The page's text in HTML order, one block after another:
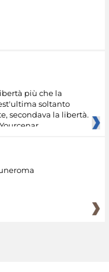
più che la
soltanto
secondava la libertà.